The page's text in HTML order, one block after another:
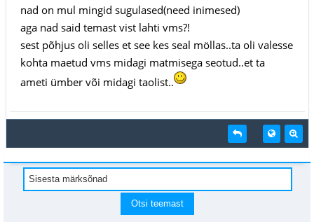
nad on mul mingid sugulased(need inimesed)
aga nad said temast vist lahti vms?!
sest põhjus oli selles et see kes seal möllas..ta oli valesse
kohta maetud vms midagi matmisega seotud..et ta
ameti ümber või midagi taolist..